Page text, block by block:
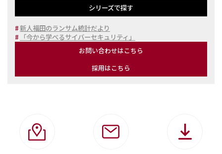
シリーズで探す
#新人福田のランサム統計だより
#
「今から学べるサイバーセキュリティ」
お問い合わせはこちら
採用はこちら